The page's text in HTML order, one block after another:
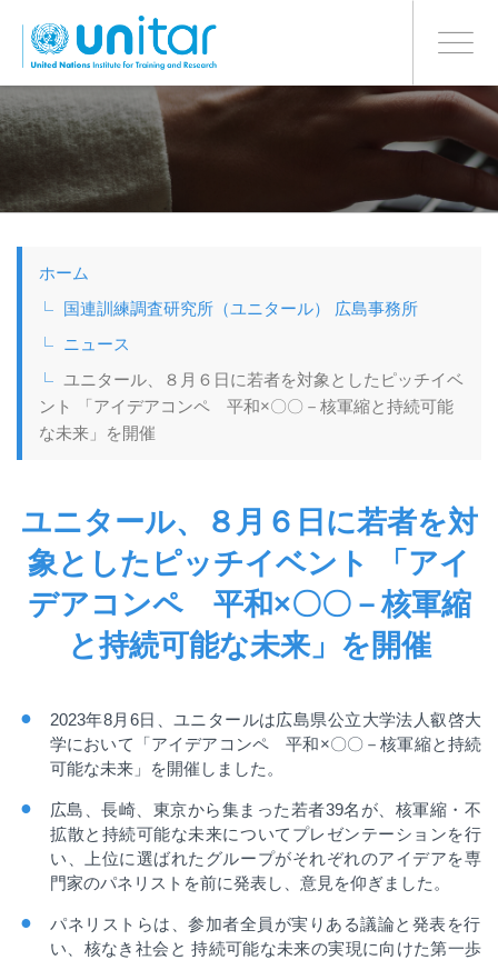
イ
ン
テ
Toggle
日本語BONN OFFICE
ホーム
国連訓練調査研究所（ユニタール） 広島事務所
ニュース
ユニタール、８月６日に若者を対象としたピッチイベ
ント 「アイデアコンペ 平和×〇〇－核軍縮と持続可能
な未来」を開催
ユニタール、８月６日に若者を対
象としたピッチイベント 「アイ
デアコンペ 平和×〇〇－核軍縮
と持続可能な未来」を開催
2023年8月6日、ユニタールは広島県公立大学法人叡啓大
学において「アイデアコンペ 平和×〇〇－核軍縮と持続
可能な未来」を開催しました。
広島、長崎、東京から集まった若者39名が、核軍縮・不
拡散と持続可能な未来についてプレゼンテーションを行
い、上位に選ばれたグループがそれぞれのアイデアを専
門家のパネリストを前に発表し、意見を仰ぎました。
パネリストらは、参加者全員が実りある議論と発表を行
い、 核なき社会と 持続可能な未来の実現に向けた第一歩